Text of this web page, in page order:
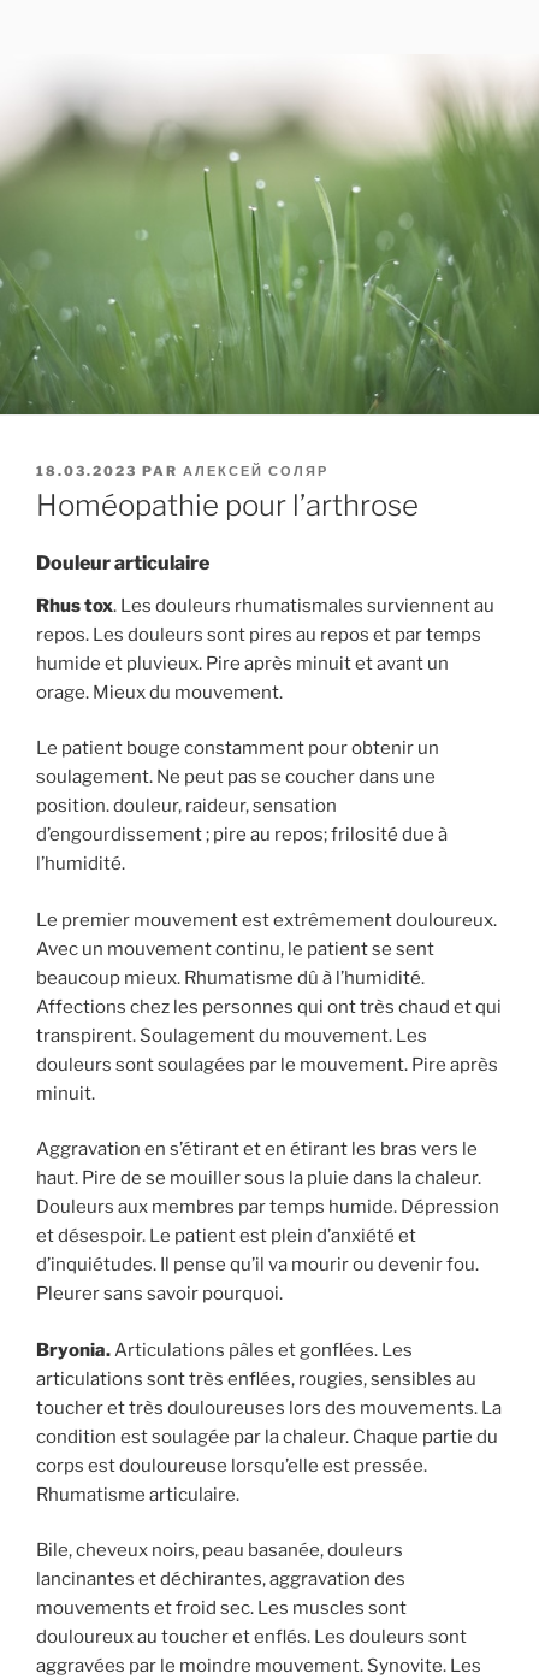
PUBLIÉ
LE
18.03.2023 PAR АЛЕКСЕЙ СОЛЯР
Homéopathie pour l’arthrose
Douleur articulaire
Rhus tox. Les douleurs rhumatismales surviennent au
repos. Les douleurs sont pires au repos et par temps
humide et pluvieux. Pire après minuit et avant un
orage. Mieux du mouvement.
Le patient bouge constamment pour obtenir un
soulagement. Ne peut pas se coucher dans une
position. douleur, raideur, sensation
d’engourdissement ; pire au repos; frilosité due à
l’humidité.
Le premier mouvement est extrêmement douloureux.
Avec un mouvement continu, le patient se sent
beaucoup mieux. Rhumatisme dû à l’humidité.
Affections chez les personnes qui ont très chaud et qui
transpirent. Soulagement du mouvement. Les
douleurs sont soulagées par le mouvement. Pire après
minuit.
Aggravation en s’étirant et en étirant les bras vers le
haut. Pire de se mouiller sous la pluie dans la chaleur.
Douleurs aux membres par temps humide. Dépression
et désespoir. Le patient est plein d’anxiété et
d’inquiétudes. Il pense qu’il va mourir ou devenir fou.
Pleurer sans savoir pourquoi.
Bryonia.Articulations pâles et gonflées. Les
articulations sont très enflées, rougies, sensibles au
toucher et très douloureuses lors des mouvements. La
condition est soulagée par la chaleur. Chaque partie du
corps est douloureuse lorsqu’elle est pressée.
Rhumatisme articulaire.
Bile, cheveux noirs, peau basanée, douleurs
lancinantes et déchirantes, aggravation des
mouvements et froid sec. Les muscles sont
douloureux au toucher et enflés. Les douleurs sont
aggravées par le moindre mouvement. Synovite. Les